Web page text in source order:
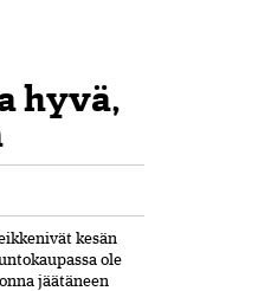
hyvä,
kesän
ole
jäätäneen